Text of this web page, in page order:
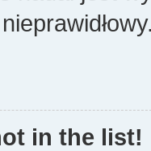
in the list!